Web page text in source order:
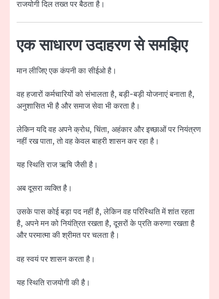
राजयोगी दिल तख्त पर बैठता है।
एक साधारण उदाहरण से समझिए
मान लीजिए एक कंपनी का सीईओ है।
वह हजारों कर्मचारियों को संभालता है, बड़ी-बड़ी योजनाएं बनाता है,
अनुशासित भी है और समाज सेवा भी करता है।
लेकिन यदि वह अपने क्रोध, चिंता, अहंकार और इच्छाओं पर नियंत्रण
नहीं रख पाता, तो वह केवल बाहरी शासन कर रहा है।
यह स्थिति राज ऋषि जैसी है।
अब दूसरा व्यक्ति है।
उसके पास कोई बड़ा पद नहीं है, लेकिन वह परिस्थिति में शांत रहता
है, अपने मन को नियंत्रित रखता है, दूसरों के प्रति करुणा रखता है
और परमात्मा की श्रीमत पर चलता है।
वह स्वयं पर शासन करता है।
यह स्थिति राजयोगी की है।